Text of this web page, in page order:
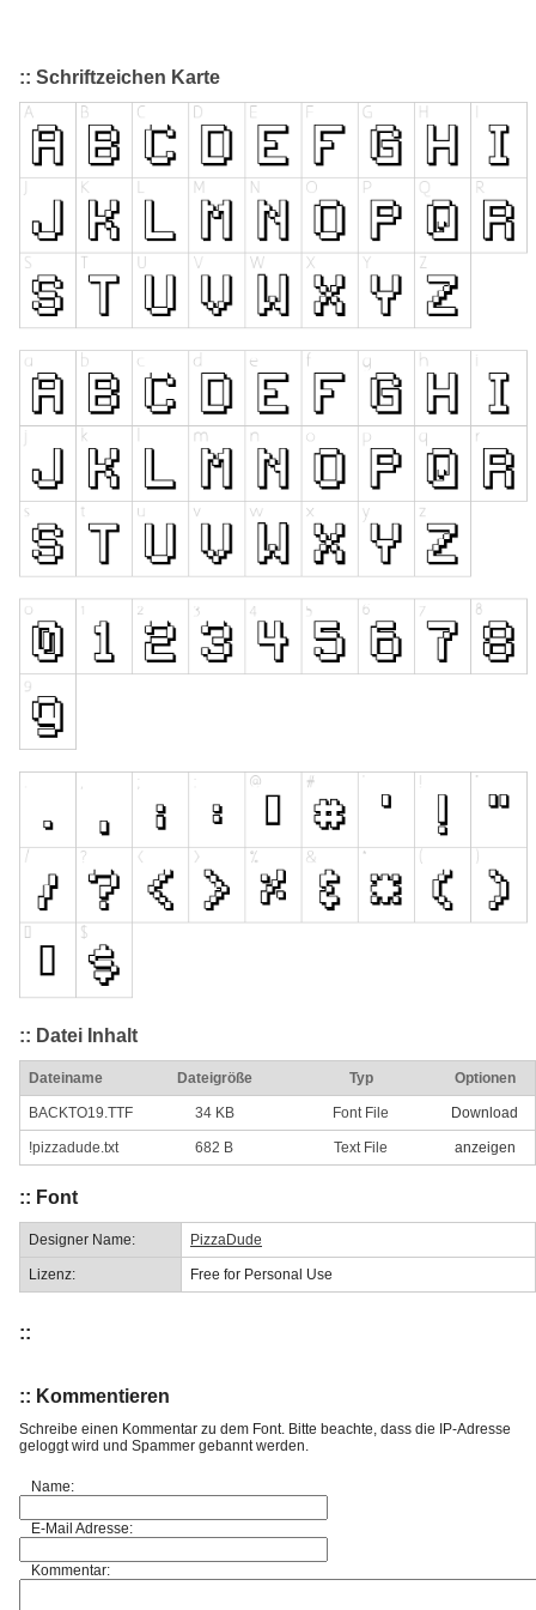
:: Schriftzeichen Karte
:: Datei Inhalt
Dateiname Dateigröße Typ Optionen
BACKTO19.TTF 34 KB Font File Download
!pizzadude.txt 682 B Text File anzeigen
:: Font
Designer Name: PizzaDude
Lizenz: Free for Personal Use
::
:: Kommentieren
Schreibe einen Kommentar zu dem Font. Bitte beachte, dass die IP-Adresse
geloggt wird und Spammer gebannt werden.
Name:
E-Mail Adresse:
Kommentar: